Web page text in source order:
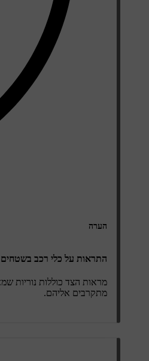
הערה
התראות על כלי רכב
מראות הצד כוללות נוריות
מתקרבים אליהם.